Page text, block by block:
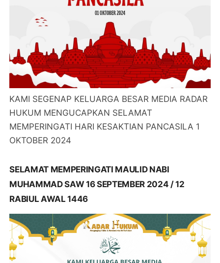
KAMI SEGENAP KELUARGA BESAR MEDIA RADAR
HUKUM MENGUCAPKAN SELAMAT
MEMPERINGATI HARI KESAKTIAN PANCASILA 1
OKTOBER 2024
SELAMAT MEMPERINGATI MAULID NABI
MUHAMMAD SAW 16 SEPTEMBER 2024 / 12
RABIUL AWAL 1446